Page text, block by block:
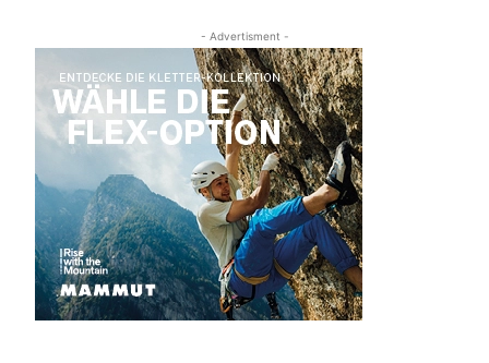
- Advertisment -